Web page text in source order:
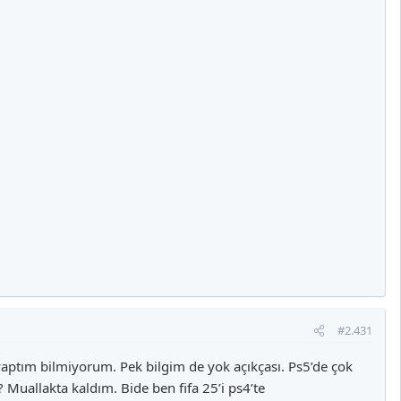
#2.431
bilmiyorum. Pek bilgim de yok açıkçası. Ps5’de çok
kaldım. Bide ben fifa 25’i ps4’te